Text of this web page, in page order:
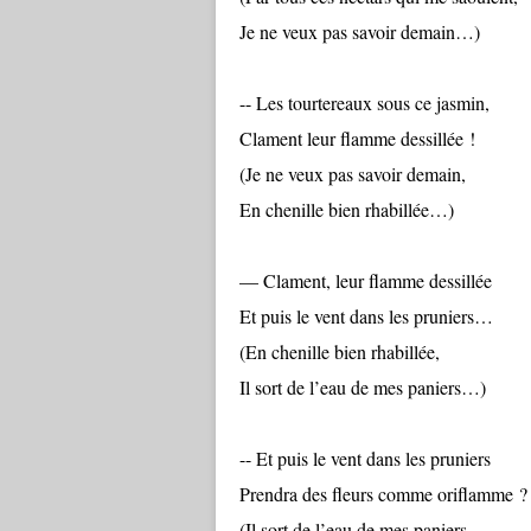
Je ne veux pas savoir demain…)
-- Les tourtereaux sous ce jasmin,
Clament leur flamme dessillée !
(Je ne veux pas savoir demain,
En chenille bien rhabillée…)
— Clament, leur flamme dessillée
Et puis le vent dans les pruniers…
(En chenille bien rhabillée,
Il sort de l’eau de mes paniers…)
-- Et puis le vent dans les pruniers
Prendra des fleurs comme oriflamme ?